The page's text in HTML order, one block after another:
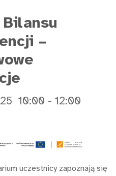
–
10:00 - 12:00
uczestnicy zapoznają się